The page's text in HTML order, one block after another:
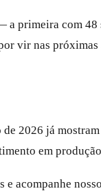
primeira com
vir nas próximas
2026 já
em
acompanhe